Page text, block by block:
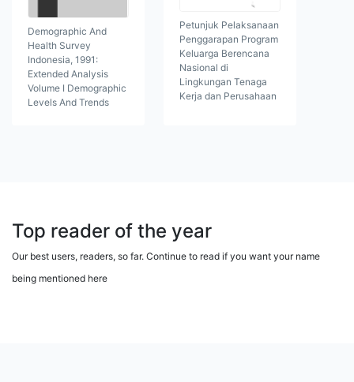
Demographic And
Health Survey
Indonesia, 1991:
Extended Analysis
Volume I Demographic
Levels And Trends
Petunjuk Pelaksanaan
Penggarapan Program
Keluarga Berencana
Nasional di
Lingkungan Tenaga
Kerja dan Perusahaan
Top reader of the year
Our best users, readers, so far. Continue to read if you want your name
being mentioned here